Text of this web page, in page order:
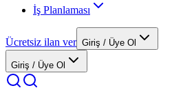
İş Planlaması
Ücretsiz ilan ver Giriş / Üye Ol
Giriş / Üye Ol